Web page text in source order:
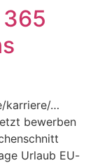
karriere/…
bewerben
Urlaub EU-